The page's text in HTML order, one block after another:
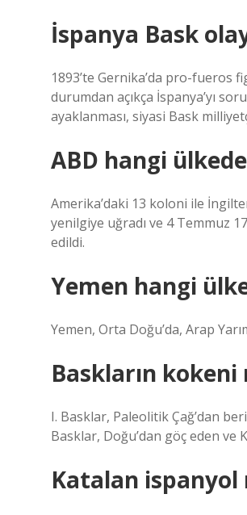
İspanya Bask
1893’te Gernika’da pro-fueros
durumdan açıkça İspanya’yı
ayaklanması, siyasi Bask
ABD hangi
Amerika’daki 13 koloni ile
yenilgiye uğradı ve 4 Temmuz
edildi.
Yemen hangi
Yemen, Orta Doğu’da, Arap
Baskların kokeni
I. Basklar, Paleolitik Çağ’dan
Basklar, Doğu’dan göç eden
Katalan ispanyol